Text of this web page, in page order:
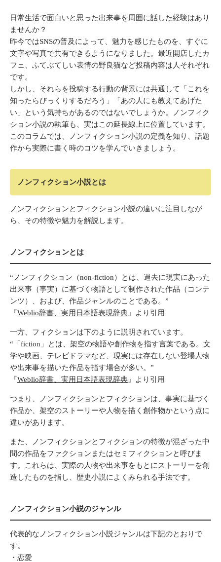
日常生活で面白いと思った出来事を周囲に話した経験はあり
ませんか？
昨今ではSNSの普及によって、魅力を感じたものを、すぐに
文字や写真で共有できるようになりました。最近開店したカ
フェ、ふてぶてしい表情の野良猫など投稿内容は人それぞれ
です。
しかし、それらを投稿する行動の背景には共通して「これを
知ったらびっくりするだろう」「あの人にも教えてあげた
い」という気持ちがあるのではないでしょうか。ノンフィク
ション小説の執筆も、実はこの延長線上に位置しています。
このコラムでは、ノンフィクション小説の定義を知り、話題
作から実際に書く時のコツを学んでいきましょう。
ノンフィクション小説とは
ノンフィクションとフィクション小説の違いに注目しなが
ら、その特徴や魅力を解説します。
ノンフィクションとは
“ノンフィクション（non-fiction）とは、過去に現実にあった
出来事（事実）に基づく物語として制作された作品（コンテ
ンツ）、および、作品ジャンルのことである。”
『Weblio辞書、実用日本語表現辞典 』より引用
一方、フィクションは下のように説明されています。
“「fiction」とは、架空の物語や創作物を指す言葉である。文
学や映画、テレビドラマなど、現実には存在しない登場人物
や出来事を描いた作品を指す場合が多い。”
『Weblio辞書、実用日本語表現辞典 』より引用
つまり、ノンフィクションとフィクションは、事実に基づく
作品か、架空のストーリーや人物を描く創作物かという点に
違いがあります。
また、ノンフィクションとフィクションの特徴が混ざった中
間の作品をファクションまたはセミフィクションと呼びま
す。これらは、実際の人物や出来事をもとにストーリーを創
造したものを指し、歴史小説によくみられる手法です。
ノンフィクション小説のジャンル
代表的なノンフィクション小説ジャンルは下記のとおりで
す。
・恋愛